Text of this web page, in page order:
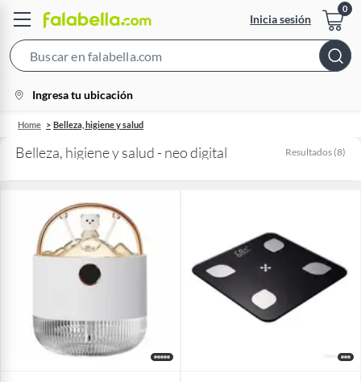
Inicia sesión
Bar
location-
icon
Ingresa tu ubicación
Home Belleza, higiene y salud
Belleza, higiene y salud - neo digital Resultados (8)